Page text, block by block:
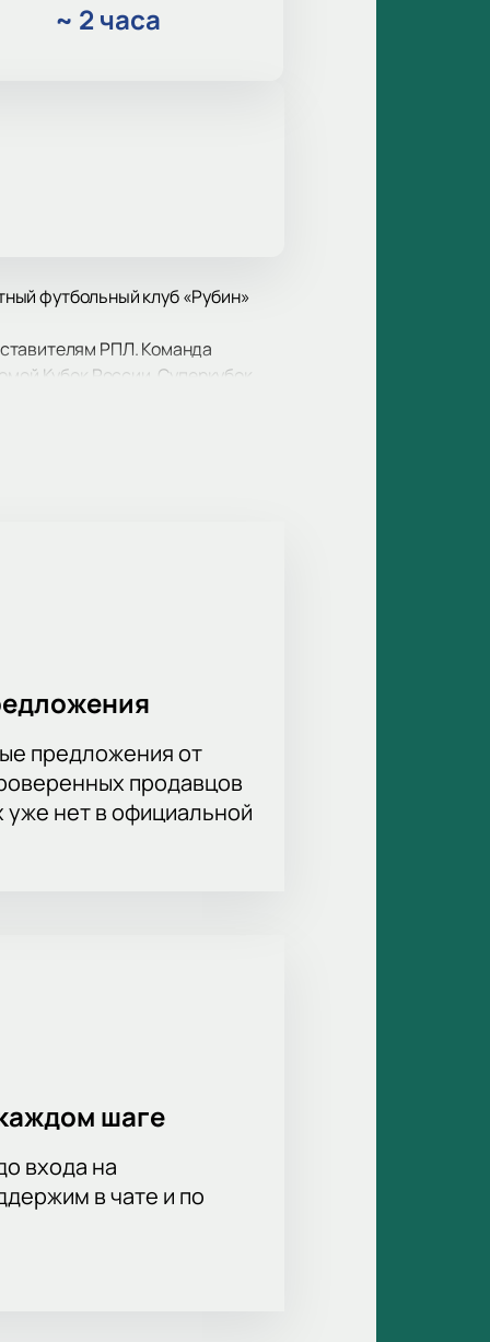
~ 2 часа
футбольный клуб «Рубин»
РПЛ. Команда
Кубок России, Суперкубок
Поспешите сделать ваш заказ,
предложения от
продавцов
нет в официальной
шаге
входа на
в чате и по